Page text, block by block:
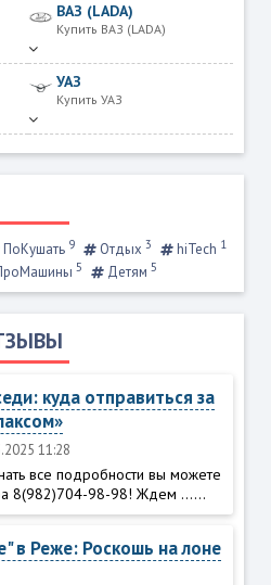
ВАЗ (LADA)
Купить ВАЗ (LADA)
УАЗ
Купить УАЗ
ПоКушать 9 Отдых 3 hiTech 1
5 Детям 5
куда отправиться за
11:28
все подробности вы можете
8(982)704-98-98! Ждем ......
в Реже: Роскошь на лоне